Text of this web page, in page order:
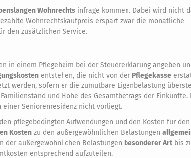
Wohnrechts infrage kommen. Dabei wird nicht
Wohnrechtskaufpreis erspart zwar die monatliche
den zusätzlichen Service.
in einem Pflegeheim bei der Steuererklärung angeben
entstehen, die nicht von der Pflegekasse
werden, sofern er die zumutbare Eigenbelastung
und Höhe des Gesamtbetrags der Einkünfte.
Seniorenresidenz nicht vorliegt.
pflegebedingten Aufwendungen und den Kosten für
Kosten zu den außergewöhnlichen Belastungen
der außergewöhnlichen Belastungen besonderer Artbis
entsprechend aufzuteilen.